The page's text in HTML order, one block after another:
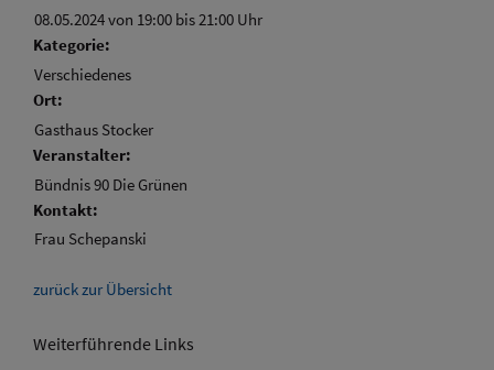
08.05.2024 von 19:00 bis 21:00 Uhr
Kategorie:
Verschiedenes
Ort:
Gasthaus Stocker
Veranstalter:
Bündnis 90 Die Grünen
Kontakt:
Frau Schepanski
zurück zur Übersicht
Weiterführende Links